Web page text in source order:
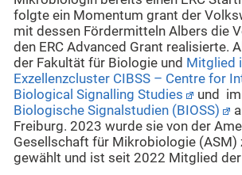
folgte ein Momentum grant der
mit dessen Fördermitteln Albers die
den ERC Advanced Grant realisierte.
der Fakultät für Biologie und Mitglied
Exzellenzcluster CIBSS – Centre for
Biological Signalling Studies
und im
Biologische Signalstudien (BIOSS)
Freiburg. 2023 wurde sie von der
Gesellschaft für Mikrobiologie (ASM)
gewählt und ist seit 2022 Mitglied